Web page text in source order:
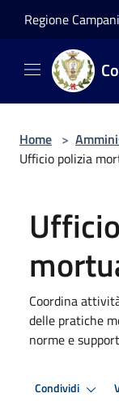
Regione
Home >
Ufficio polizia
Coordina
delle pratiche
norme e
Condividi